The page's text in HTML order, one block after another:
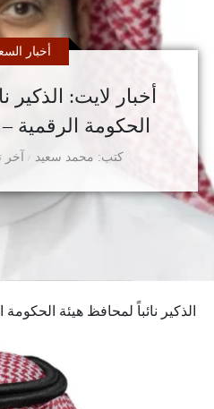
أخبار لايت: الذكير
الحكومة الرقمية
كتب محمد سعيد
أخبار
آخر
الذكير نائباً لمحافظ هيئة